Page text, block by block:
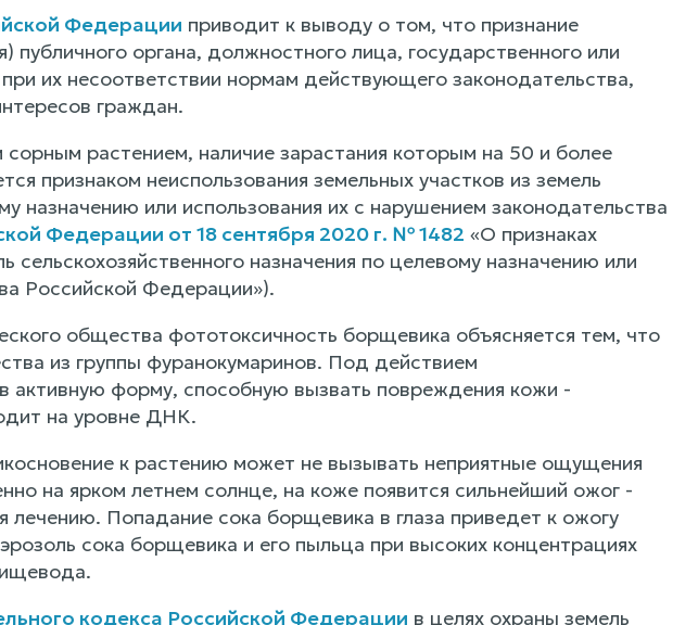
Федерации приводит к выводу о том, что признание
органа, должностного лица, государственного или
их несоответствии нормам действующего законодательства,
граждан.
растением, наличие зарастания которым на 50 и более
признаком неиспользования земельных участков из земель
назначению или использования их с нарушением законодательства
Федерации от 18 сентября 2020 г. № 1482 «О признаках
сельскохозяйственного назначения по целевому назначению или
Российской Федерации»).
общества фототоксичность борщевика объясняется тем, что
из группы фуранокумаринов. Под действием
активную форму, способную вызвать повреждения кожи -
на уровне ДНК.
к растению может не вызывать неприятные ощущения
на ярком летнем солнце, на коже появится сильнейший ожог -
Попадание сока борщевика в глаза приведет к ожогу
сока борщевика и его пыльца при высоких концентрациях
кодекса Российской Федерации в целях охраны земель